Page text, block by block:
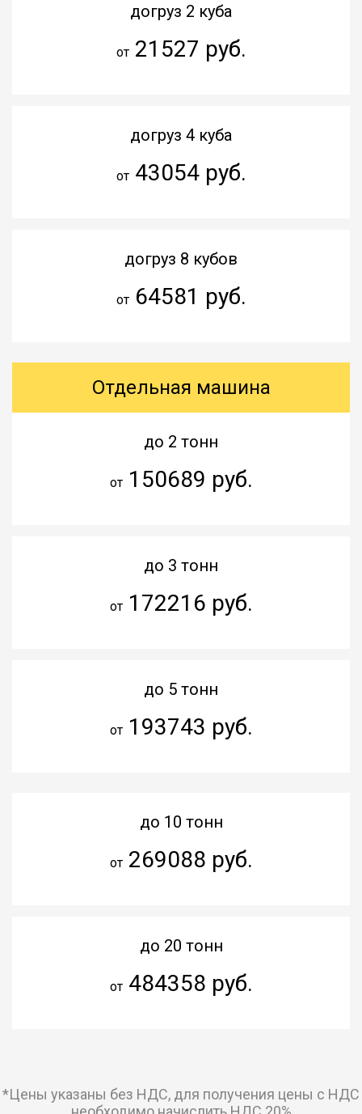
догруз 2 куба
от21527 руб.
догруз 4 куба
от43054 руб.
догруз 8 кубов
от64581 руб.
Отдельная машина
до 2 тонн
от150689 руб.
до 3 тонн
от172216 руб.
до 5 тонн
от193743 руб.
до 10 тонн
от269088 руб.
до 20 тонн
от484358 руб.
*Цены указаны без НДС, для получения цены с НДС